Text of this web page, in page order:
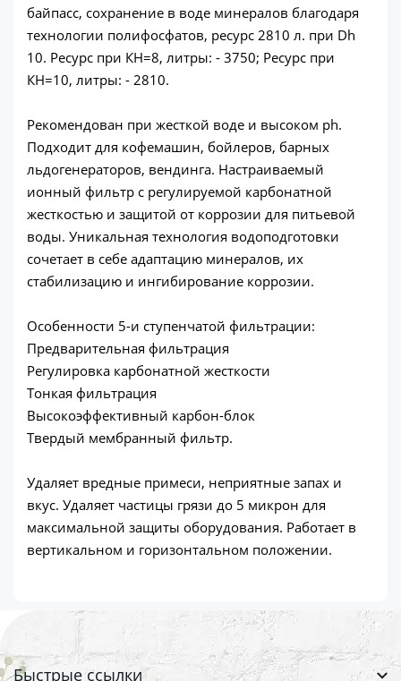
байпасс, сохранение в воде минералов благодаря
технологии полифосфатов, ресурс 2810 л. при Dh
10. Ресурс при КН=8, литры: - 3750; Ресурс при
КН=10, литры: - 2810.
Рекомендован при жесткой воде и высоком ph.
Подходит для кофемашин, бойлеров, барных
льдогенераторов, вендинга. Настраиваемый
ионный фильтр с регулируемой карбонатной
жесткостью и защитой от коррозии для питьевой
воды. Уникальная технология водоподготовки
сочетает в себе адаптацию минералов, их
стабилизацию и ингибирование коррозии.
Особенности 5-и ступенчатой фильтрации:
Предварительная фильтрация
Регулировка карбонатной жесткости
Тонкая фильтрация
Высокоэффективный карбон-блок
Твердый мембранный фильтр.
Удаляет вредные примеси, неприятные запах и
вкус. Удаляет частицы грязи до 5 микрон для
максимальной защиты оборудования. Работает в
вертикальном и горизонтальном положении.
Быстрые ссылки